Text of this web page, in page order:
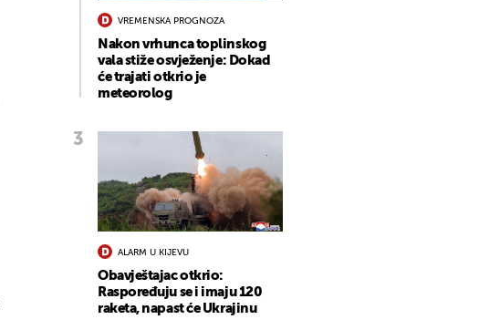
VREMENSKA PROGNOZA
Nakon vrhunca toplinskog
vala stiže osvježenje: Dokad
će trajati otkrio je
meteorolog
ALARM U KIJEVU
Obavještajac otkrio:
Raspoređuju se i imaju 120
raketa, napast će Ukrajinu